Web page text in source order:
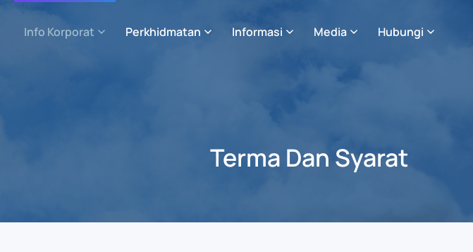
Info Korporat Perkhidmatan Informasi Media Hubungi
Terma Dan Syarat